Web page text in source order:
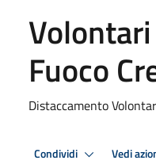
Fuoco
Distaccamento
Condividi Vedi